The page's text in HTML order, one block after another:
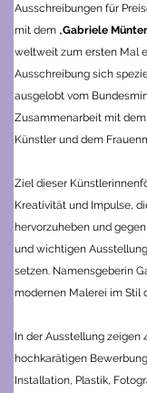
Ausschreibungen für
mit dem „Gabriele
weltweit zum ersten Mal
Ausschreibung sich
ausgelobt vom
Zusammenarbeit mit
Künstler und dem
Ziel dieser
Kreativität und Impulse,
hervorzuheben und
und wichtigen
setzen. Namensgeberin
modernen Malerei im Stil
In der Ausstellung zeigen
hochkarätigen
Installation, Plastik,